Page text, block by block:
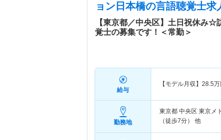
ョン日本橋の言語聴覚士求
【東京都／中央区】土日祝休み☆
覚士の募集です！＜常勤＞
給与
【モデル月収】 28.5万
勤務地
東京都 中央区 東京メ
（徒歩7分） 他